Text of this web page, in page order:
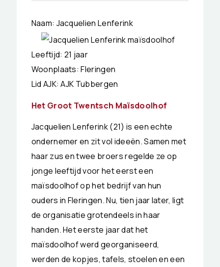
Naam: Jacquelien Lenferink
Leeftijd: 21 jaar
Woonplaats: Fleringen
Lid AJK: AJK Tubbergen
Het Groot Twentsch Maïsdoolhof
Jacquelien Lenferink (21) is een echte
ondernemer en zit vol ideeën. Samen met
haar zus en twee broers regelde ze op
jonge leeftijd voor het eerst een
maïsdoolhof op het bedrijf van hun
ouders in Fleringen. Nu, tien jaar later, ligt
de organisatie grotendeels in haar
handen. Het eerste jaar dat het
maïsdoolhof werd georganiseerd,
werden de kopjes, tafels, stoelen en een